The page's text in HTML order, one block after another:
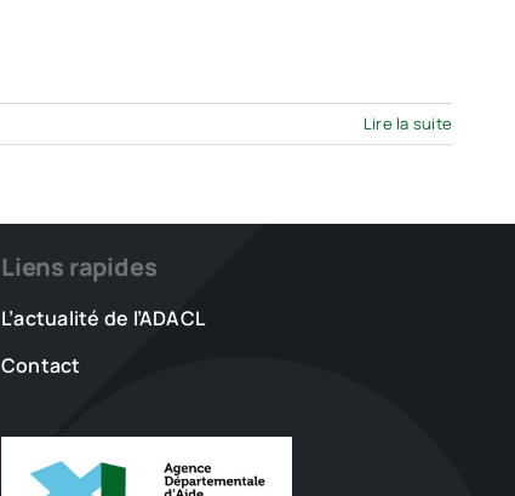
Lire la suite
Liens rapides
L’actualité de l’ADACL
Contact